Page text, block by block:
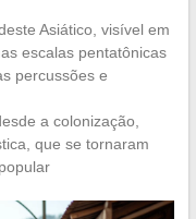
Asiático, visível em
escalas pentatônicas
percussões e
a colonização,
que se tornaram